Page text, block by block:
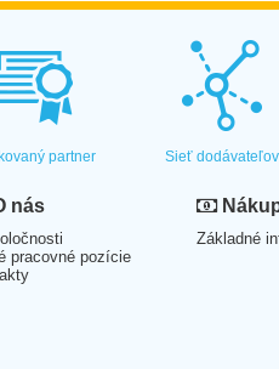
partner Sieť dodávateľov
nás
pracovné pozície
Základné